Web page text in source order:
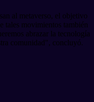
al metaverso, el objetivo
tales movimientos también
abrazar la tecnología
comunidad", concluyó.